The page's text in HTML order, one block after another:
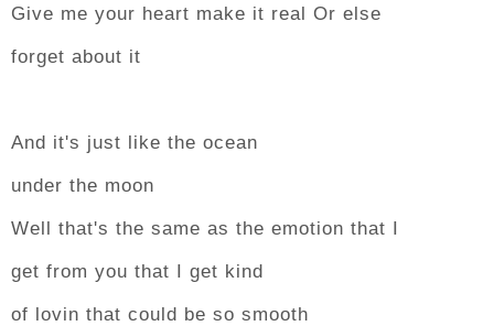
Give me your heart make it real Or else
forget about it
And it's just like the ocean
under the moon
Well that's the same as the emotion that I
get from you that I get kind
of lovin that could be so smooth